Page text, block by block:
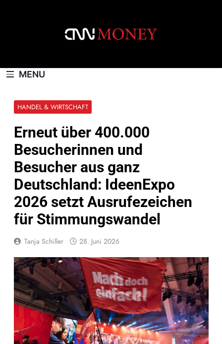
MENU
HANDEL & WIRTSCHAFT
Erneut über 400.000
Besucherinnen und
Besucher aus ganz
Deutschland: IdeenExpo
2026 setzt Ausrufezeichen
für Stimmungswandel
Tanja Schiller 28. Juni 2026